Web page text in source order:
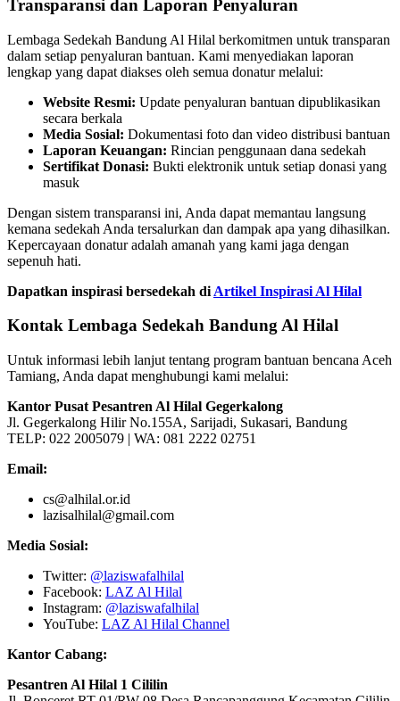
Transparansi dan Laporan Penyaluran
Lembaga Sedekah Bandung Al Hilal berkomitmen untuk transparan
dalam setiap penyaluran bantuan. Kami menyediakan laporan
lengkap yang dapat diakses oleh semua donatur melalui:
Website Resmi: Update penyaluran bantuan dipublikasikan
secara berkala
Media Sosial: Dokumentasi foto dan video distribusi bantuan
Laporan Keuangan: Rincian penggunaan dana sedekah
Sertifikat Donasi: Bukti elektronik untuk setiap donasi yang
masuk
Dengan sistem transparansi ini, Anda dapat memantau langsung
kemana sedekah Anda tersalurkan dan dampak apa yang dihasilkan.
Kepercayaan donatur adalah amanah yang kami jaga dengan
sepenuh hati.
Dapatkan inspirasi bersedekah di Artikel Inspirasi Al Hilal
Kontak Lembaga Sedekah Bandung Al Hilal
Untuk informasi lebih lanjut tentang program bantuan bencana Aceh
Tamiang, Anda dapat menghubungi kami melalui:
Kantor Pusat Pesantren Al Hilal Gegerkalong
Jl. Gegerkalong Hilir No.155A, Sarijadi, Sukasari, Bandung
TELP: 022 2005079 | WA: 081 2222 02751
Email:
cs@alhilal.or.id
lazisalhilal@gmail.com
Media Sosial:
Twitter: @laziswafalhilal
Facebook: LAZ Al Hilal
Instagram: @laziswafalhilal
YouTube: LAZ Al Hilal Channel
Kantor Cabang:
Pesantren Al Hilal 1 Cililin